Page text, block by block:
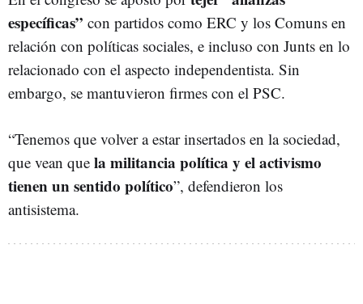
específicas” con partidos como ERC y los Comuns en
relación con políticas sociales, e incluso con Junts en lo
relacionado con el aspecto independentista. Sin
embargo, se mantuvieron firmes con el PSC.
“Tenemos que volver a estar insertados en la sociedad,
que vean que la militancia política y el activismo
tienen un sentido político”, defendieron los
antisistema.